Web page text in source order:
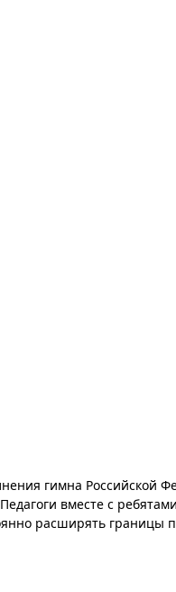
гимна Российской
вместе с
расширять